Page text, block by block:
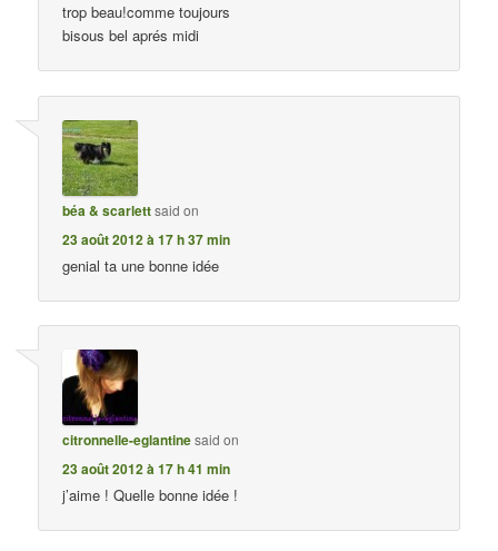
trop beau!comme toujours
bisous bel aprés midi
béa & scarlettsaid on
23 août 2012 à 17 h 37 min
genial ta une bonne idée
citronnelle-eglantinesaid on
23 août 2012 à 17 h 41 min
j’aime ! Quelle bonne idée !